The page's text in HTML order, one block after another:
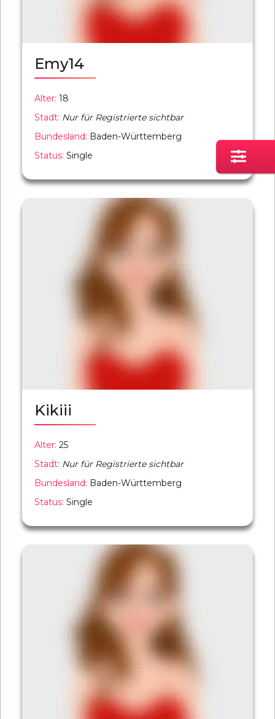
Emy14
Alter: 18
Stadt: Nur für Registrierte sichtbar
Bundesland: Baden-Württemberg
Status: Single
Kikiii
Alter: 25
Stadt: Nur für Registrierte sichtbar
Bundesland: Baden-Württemberg
Status: Single